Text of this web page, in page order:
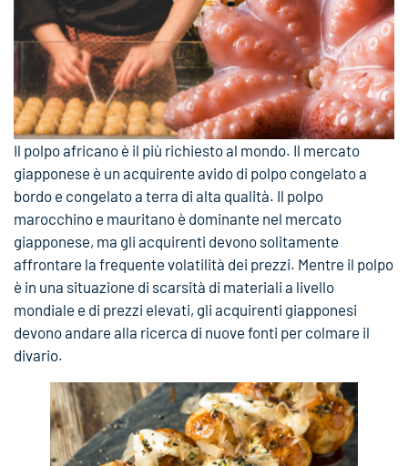
Il polpo africano è il più richiesto al mondo. Il mercato
giapponese è un acquirente avido di polpo congelato a
bordo e congelato a terra di alta qualità. Il polpo
marocchino e mauritano è dominante nel mercato
giapponese, ma gli acquirenti devono solitamente
affrontare la frequente volatilità dei prezzi. Mentre il polpo
è in una situazione di scarsità di materiali a livello
mondiale e di prezzi elevati, gli acquirenti giapponesi
devono andare alla ricerca di nuove fonti per colmare il
divario.